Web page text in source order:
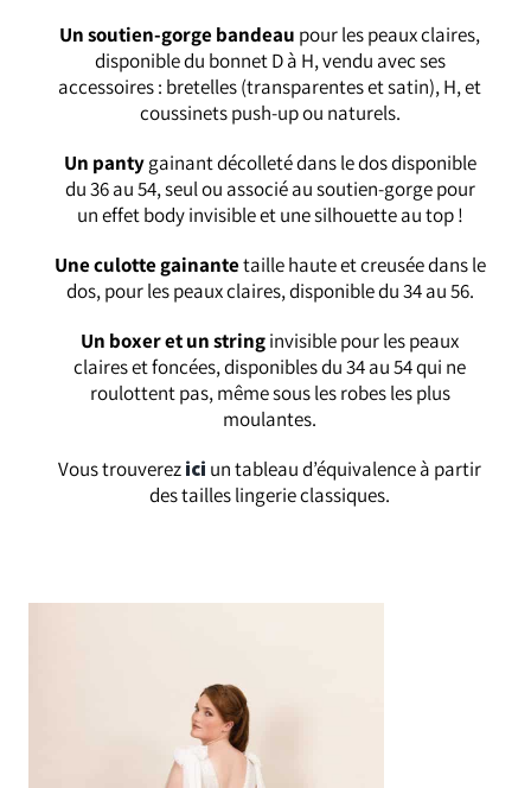
Un soutien-gorge bandeau pour les peaux claires,
disponible du bonnet D à H, vendu avec ses
accessoires : bretelles (transparentes et satin), H, et
coussinets push-up ou naturels.
Un pantygainant décolleté dans le dos disponible
du 36 au 54, seul ou associé au soutien-gorge pour
un effet body invisible et une silhouette au top !
Une culotte gainantetaille haute et creusée dans le
dos, pour les peaux claires, disponible du 34 au 56.
Un boxer et un stringinvisible pour les peaux
claires et foncées, disponibles du 34 au 54 qui ne
roulottent pas, même sous les robes les plus
moulantes.
Vous trouverezici un tableau d’équivalence à partir
des tailles lingerie classiques.